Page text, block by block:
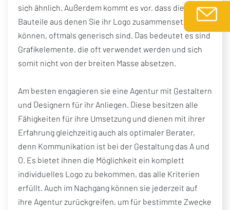
sich ähnlich. Außerdem kommt es vor, dass die
Bauteile aus denen Sie ihr Logo zusammensetzen
können, oftmals generisch sind. Das bedeutet es sind
Grafikelemente, die oft verwendet werden und sich
somit nicht von der breiten Masse absetzen.
Am besten engagieren sie eine Agentur mit Gestaltern
und Designern für ihr Anliegen. Diese besitzen alle
Fähigkeiten für ihre Umsetzung und dienen mit ihrer
Erfahrung gleichzeitig auch als optimaler Berater,
denn Kommunikation ist bei der Gestaltung das A und
O. Es bietet ihnen die Möglichkeit ein komplett
individuelles Logo zu bekommen, das alle Kriterien
erfüllt. Auch im Nachgang können sie jederzeit auf
ihre Agentur zurückgreifen, um für bestimmte Zwecke